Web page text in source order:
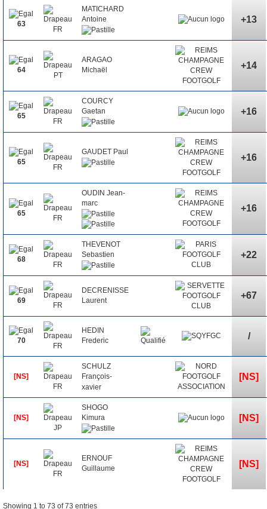
63
MATICHARD
Antoine
+13
64
ARAGAO
Michaël
+14
65
COURCY
Gaetan
+16
65
GAUDET Paul
+16
65
OUDIN Jean-
marc
+16
68
THEVENOT
Sebastien
+22
69
DECRENISSE
Laurent
+67
70
HEDIN
Frederic
/
[NS]
SCHULZ
François-
xavier
[NS]
[NS]
SHOGO
Kimura
[NS]
[NS]
ERNOUF
Guillaume
[NS]
Showing 1 to 73 of 73 entries